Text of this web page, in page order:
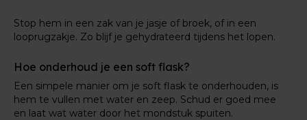
Stop hem in een zak van je jasje of broek, of in een
looprugzakje. Zo blijf je gehydrateerd tijdens het lopen.
Hoe onderhoud je een soft flask?
Een simpele manier om je soft flask te onderhouden, is
hem te vullen met water en zeep. Schud er goed mee
en laat wat water door het mondstuk spuiten.